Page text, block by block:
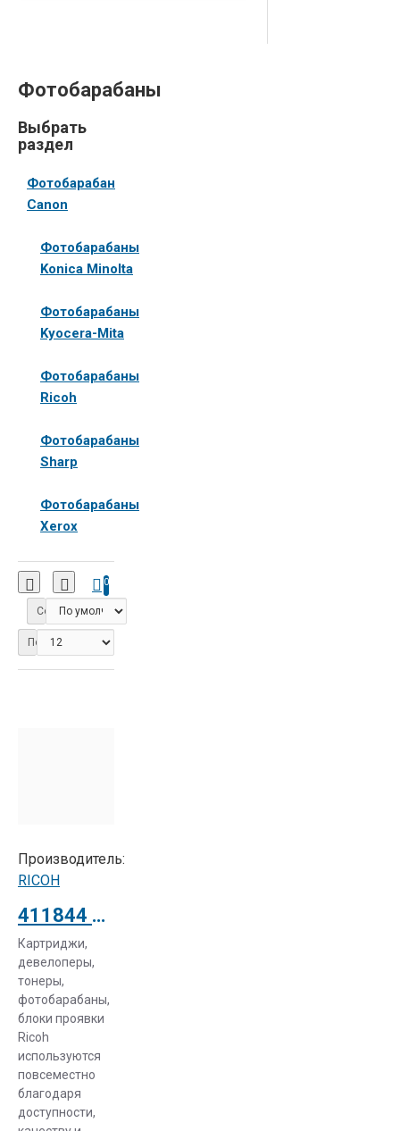
Фотобарабаны
Выбрать
раздел
Фотобарабан
Canon
Фотобарабаны
Konica Minolta
Фотобарабаны
Kyocera-Mita
Фотобарабаны
Ricoh
Фотобарабаны
Sharp
Фотобарабаны
Xerox
0
Сортировка:
Показать:
Производитель:
RICOH
411844 Фотопроводниковый блок PCU1515 для Ricoh Aficio 1515
Картриджи,
девелоперы,
тонеры,
фотобарабаны,
блоки проявки
Ricoh
используются
повсеместно
благодаря
доступности,